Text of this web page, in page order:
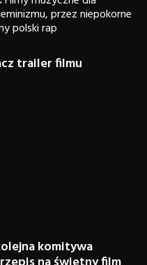
przez niepokorne
polski rap
trailer filmu
komitywa